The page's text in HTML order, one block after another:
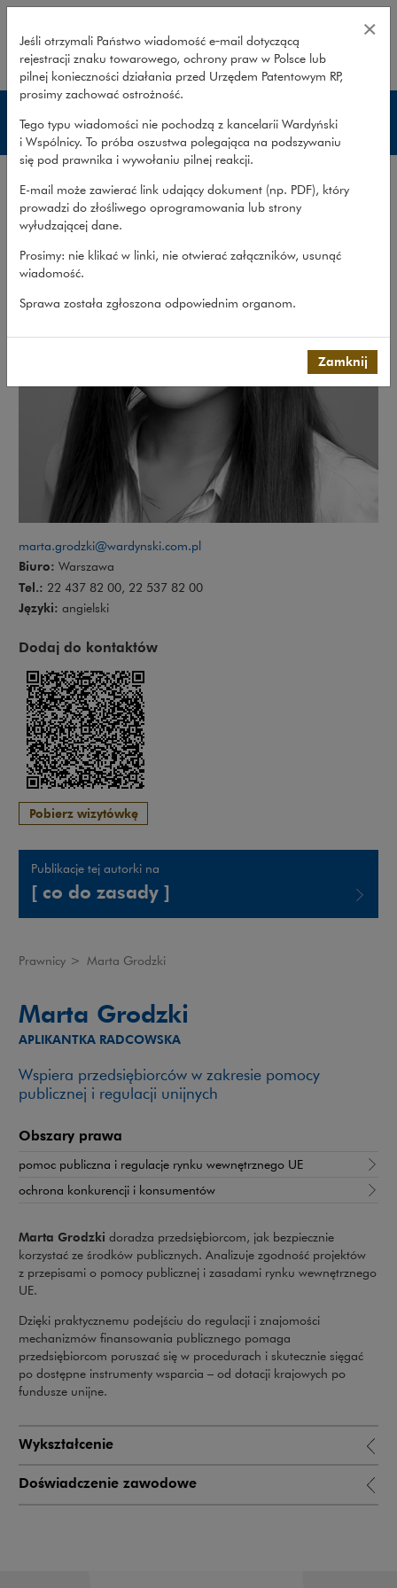
Marta Grodzki – Wardyński i
Prawnicy
marta.grodzki@wardynski.com.pl
Biuro: Warszawa
Tel.: 22 437 82 00, 22 537 82 00
Języki: angielski
Dodaj do kontaktów
Pobierz wizytówkę
Publikacje tej autorki na
[ co do zasady ]
Prawnicy > Marta Grodzki
Marta Grodzki
APLIKANTKA RADCOWSKA
Wspiera przedsiębiorców w zakresie pomocy
publicznej i regulacji unijnych
Obszary prawa
pomoc publiczna i regulacje rynku wewnętrznego UE
ochrona konkurencji i konsumentów
Marta Grodzki doradza przedsiębiorcom, jak bezpiecznie
korzystać ze środków publicznych. Analizuje zgodność projektów
z przepisami o pomocy publicznej i zasadami rynku wewnętrznego
UE.
Dzięki praktycznemu podejściu do regulacji i znajomości
mechanizmów finansowania publicznego pomaga
przedsiębiorcom poruszać się w procedurach i skutecznie sięgać
po dostępne instrumenty wsparcia – od dotacji krajowych po
fundusze unijne.
Wykształcenie
Doświadczenie zawodowe
Jeśli otrzymali Państwo wiadomość e‑mail dotyczącą
rejestracji znaku towarowego, ochrony praw w Polsce lub
pilnej konieczności działania przed Urzędem Patentowym RP,
prosimy zachować ostrożność.
Tego typu wiadomości nie pochodzą z kancelarii Wardyński
i Wspólnicy. To próba oszustwa polegająca na podszywaniu
się pod prawnika i wywołaniu pilnej reakcji.
E-mail może zawierać link udający dokument (np. PDF), który
prowadzi do złośliwego oprogramowania lub strony
wyłudzającej dane.
Prosimy: nie klikać w linki, nie otwierać załączników, usunąć
wiadomość.
Sprawa została zgłoszona odpowiednim organom.
×
Zamknij